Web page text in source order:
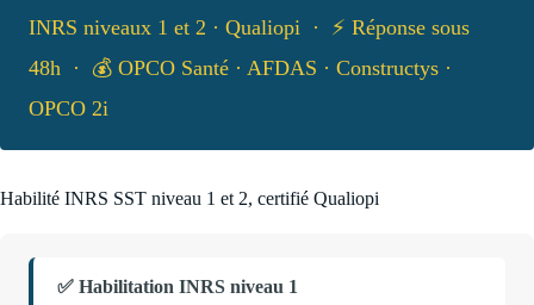
INRS niveaux 1 et 2 · Qualiopi · ⚡ Réponse sous
48h · 💰 OPCO Santé · AFDAS · Constructys ·
OPCO 2i
Habilité INRS SST niveau 1 et 2, certifié Qualiopi
✅ Habilitation INRS niveau 1